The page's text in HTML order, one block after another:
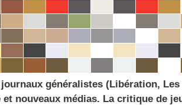
généralistes (Libération,
nouveaux médias. La critique de